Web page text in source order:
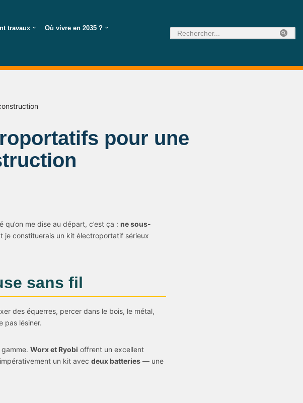
travaux
Où vivre en 2035 ?
pour une
me dise au départ, c’est ça : ne sous-
je constituerais un kit électroportatif sérieux
sans fil
des équerres, percer dans le bois, le métal,
pas lésiner.
Worx et Ryobi offrent un excellent
un kit avec deux batteries — une